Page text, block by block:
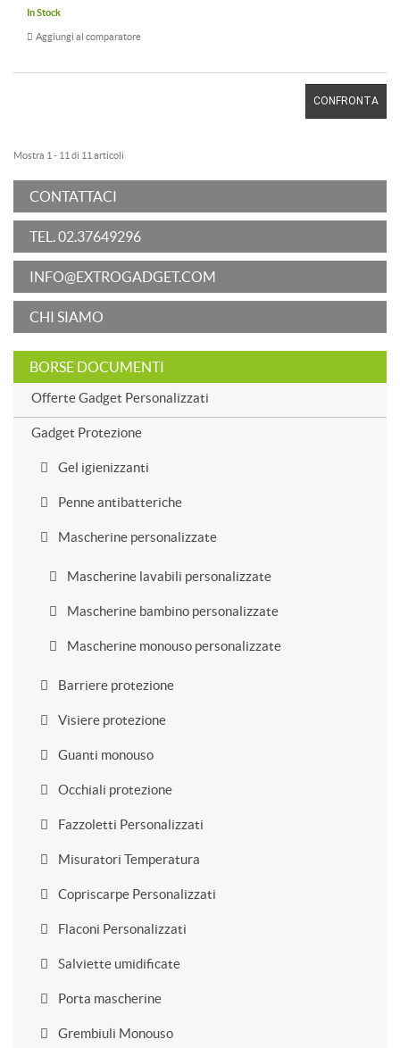
In Stock
Aggiungi al comparatore
CONFRONTA
Mostra 1 - 11 di 11 articoli
CONTATTACI
TEL. 02.37649296
INFO@EXTROGADGET.COM
CHI SIAMO
BORSE DOCUMENTI
Offerte Gadget Personalizzati
Gadget Protezione
Gel igienizzanti
Penne antibatteriche
Mascherine personalizzate
Mascherine lavabili personalizzate
Mascherine bambino personalizzate
Mascherine monouso personalizzate
Barriere protezione
Visiere protezione
Guanti monouso
Occhiali protezione
Fazzoletti Personalizzati
Misuratori Temperatura
Copriscarpe Personalizzati
Flaconi Personalizzati
Salviette umidificate
Porta mascherine
Grembiuli Monouso